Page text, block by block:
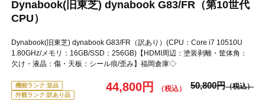
Dynabook(旧東芝) dynabook G83/FR（第10世代
CPU）
Dynabook(旧東芝) dynabook G83/FR（訳あり）(CPU：Core i7 10510U
1.80GHz/メモリ：16GB/SSD：256GB)【HDMI周辺：塗装剥離・筐体角：
欠け・液晶：傷・天板：シール痕/歪み】福岡倉庫◇
機能ランク:並品
外観ランク:訳あり品
44,800円 50,800円